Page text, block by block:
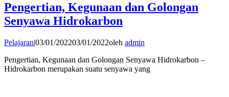
Pengertian, Kegunaan dan Golongan
Senyawa Hidrokarbon
Pelajaran|03/01/202203/01/2022oleh admin
Pengertian, Kegunaan dan Golongan Senyawa Hidrokarbon –
Hidrokarbon merupakan suatu senyawa yang